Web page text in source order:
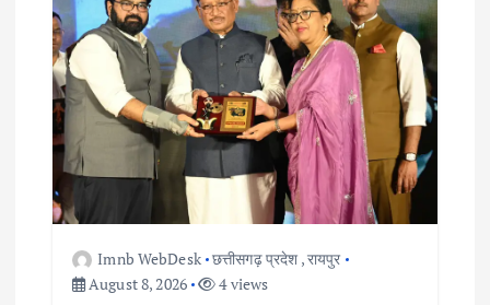
g
a
t
Imnb WebDesk छत्तीसगढ़ प्रदेश ,रायपुर
August 8, 2026
4 views